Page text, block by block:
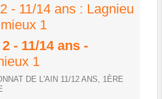
- 11/14 ans : Lagnieu
1
- 11/14 ans -
1
DE L'AIN 11/12 ANS, 1ÈRE